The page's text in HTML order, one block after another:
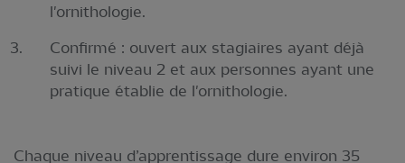
l'ornithologie.
Confirmé : ouvert aux stagiaires ayant déjà
suivi le niveau 2 et aux personnes ayant une
pratique établie de l'ornithologie.
Chaque niveau d’apprentissage dure environ 35